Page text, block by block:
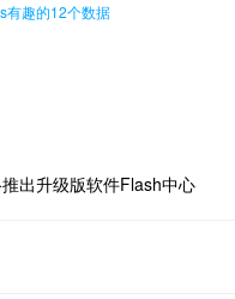
有趣的12个数据
出升级版软件Flash中心